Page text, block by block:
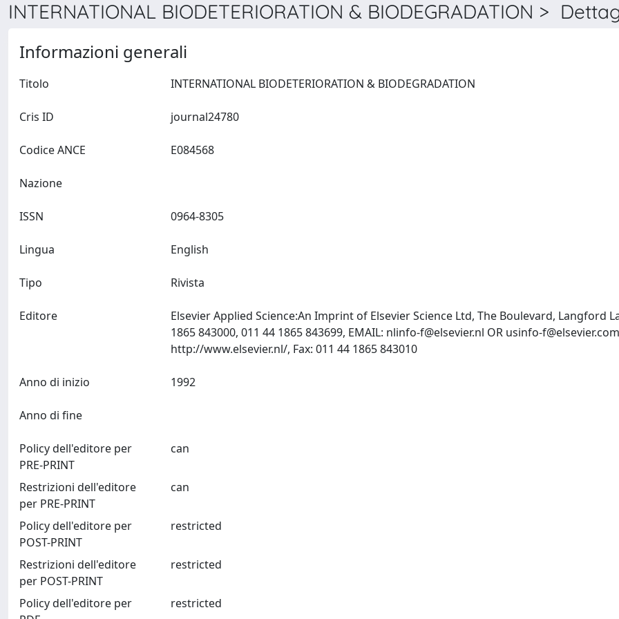
INTERNATIONAL BIODETERIORATION & BIODEGRADATION >
Informazioni generali
Titolo
Cris ID
Codice ANCE
Nazione
ISSN
Lingua
Tipo Rivista
Editore
Elsevier Applied Science:An Imprint of Elsevier Science Ltd, The Boulevard, Langford
1865 843000, 011 44 1865 843699, EMAIL: nlinfo-f@elsevier.nl OR usinfo-f@elsevier.com
Anno di inizio
Anno di fine
Policy dell'editore per
PRE-PRINT
Restrizioni dell'editore
per PRE-PRINT
Policy dell'editore per
POST-PRINT
Restrizioni dell'editore
per POST-PRINT
Policy dell'editore per